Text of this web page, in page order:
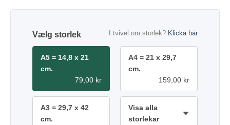
storlek I tvivel om storlek? Klicka här
A5 = 14,8 x 21
cm.
79,00 kr
A4 = 21 x 29,7
cm.
159,00 kr
A3 = 29,7 x 42
cm.
Visa alla
storlekar